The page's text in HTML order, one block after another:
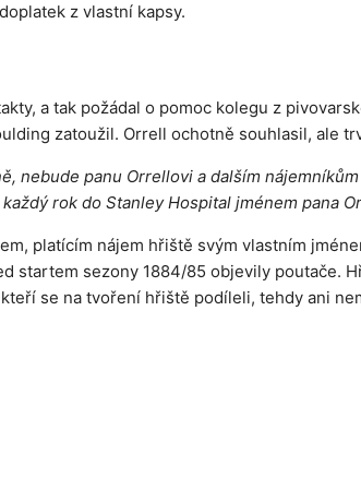
z vlastní kapsy.
a tak požádal o pomoc kolegu z
zatoužil. Orrell ochotně souhlasil, ale
nebude panu Orrellovi a dalším
rok do Stanley Hospital jménem pana
platícím nájem hřiště svým vlastním
startem sezony 1884/85 objevily poutače.
se na tvoření hřiště podíleli, tehdy ani